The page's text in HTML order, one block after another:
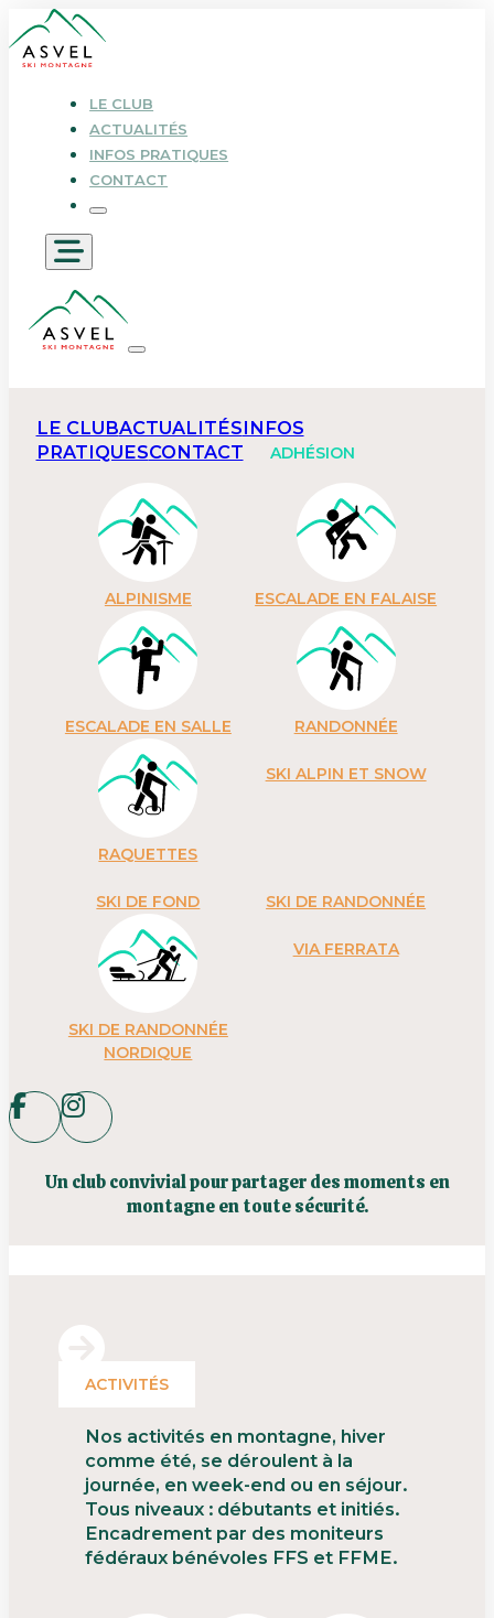
LE CLUB
ACTUALITÉS
INFOS PRATIQUES
CONTACT
LE CLUBACTUALITÉSINFOS
PRATIQUESCONTACT ADHÉSION
ALPINISME ESCALADE EN FALAISE
ESCALADE EN SALLE RANDONNÉE
RAQUETTES
SKI ALPIN ET SNOW
SKI DE FOND SKI DE RANDONNÉE
SKI DE RANDONNÉE
NORDIQUE
VIA FERRATA
Un club convivial pour partager des moments en
montagne en toute sécurité.
ACTIVITÉS
Nos activités en montagne, hiver
comme été, se déroulent à la
journée, en week-end ou en séjour.
Tous niveaux : débutants et initiés.
Encadrement par des moniteurs
fédéraux bénévoles FFS et FFME.